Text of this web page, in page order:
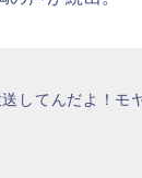
してんだよ！モ